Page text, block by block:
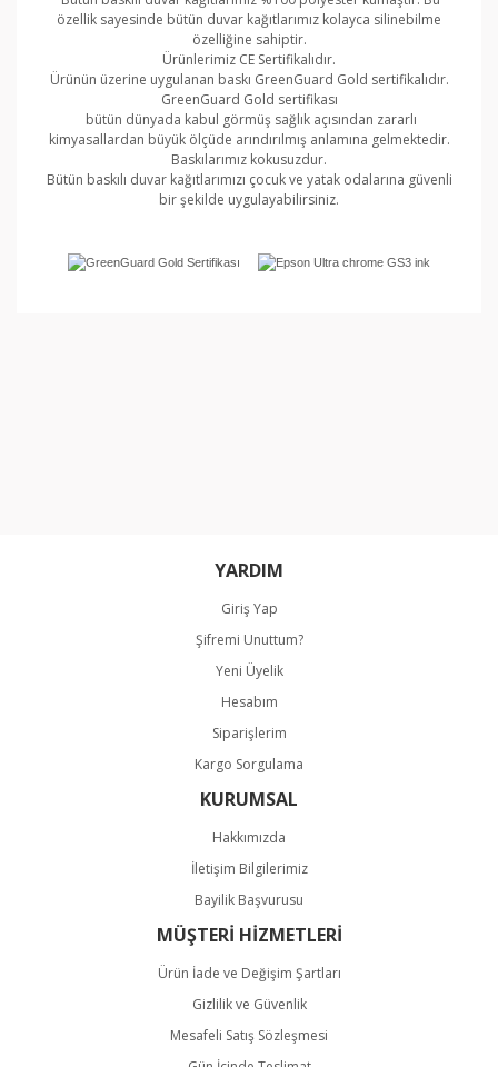
özellik sayesinde bütün duvar kağıtlarımız kolayca silinebilme
özelliğine sahiptir.
Ürünlerimiz CE Sertifikalıdır.
Ürünün üzerine uygulanan baskı GreenGuard Gold sertifikalıdır.
GreenGuard Gold sertifikası
bütün dünyada kabul görmüş sağlık açısından zararlı
kimyasallardan büyük ölçüde arındırılmış anlamına gelmektedir.
Baskılarımız kokusuzdur.
Bütün baskılı duvar kağıtlarımızı çocuk ve yatak odalarına güvenli
bir şekilde uygulayabilirsiniz.
Bu ürüne benzer farklı alternatifler olmalı.
Gönder
YARDIM
Giriş Yap
Şifremi Unuttum?
Yeni Üyelik
Hesabım
Siparişlerim
Kargo Sorgulama
KURUMSAL
Hakkımızda
İletişim Bilgilerimiz
Bayilik Başvurusu
MÜŞTERİ HİZMETLERİ
Ürün İade ve Değişim Şartları
Gizlilik ve Güvenlik
Mesafeli Satış Sözleşmesi